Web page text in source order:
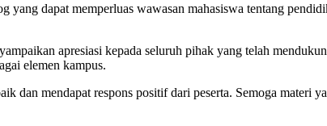
dapat memperluas wawasan mahasiswa tentang
apresiasi kepada seluruh pihak yang telah
elemen kampus.
dan mendapat respons positif dari peserta. Semoga materi